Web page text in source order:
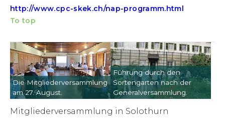
http://www.cpc-skek.ch/nap-programm.html
To top
Show larger version
Die Mitgliederversammlung
am 27. August.
Show larger version
Führung durch den
Sortengarten nach der
Generalversammlung.
Mitgliederversammlung in Solothurn